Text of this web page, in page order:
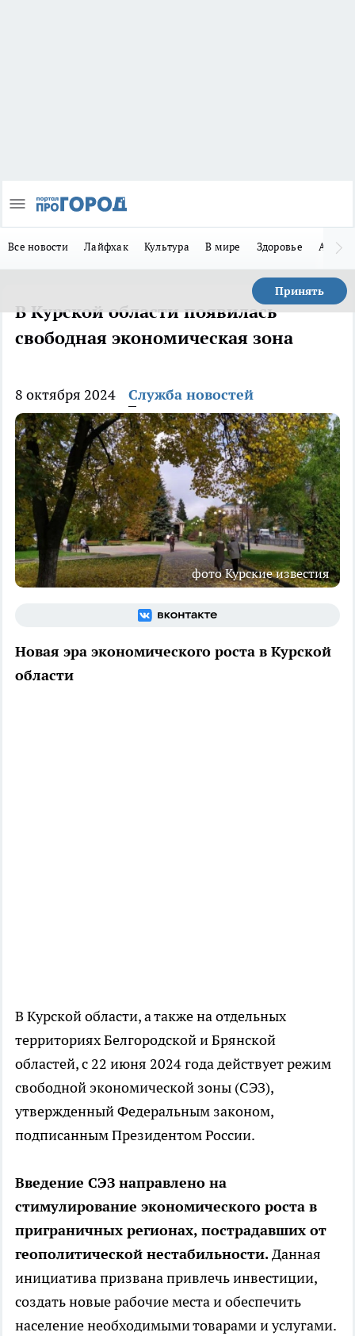
Все новости Лайфхак Культура В мире Здоровье Авто
Принять
В Курской области появилась
свободная экономическая зона
8 октября 2024 Служба новостей
фото Курские известия
Новая эра экономического роста в Курской
области
В Курской области, а также на отдельных
территориях Белгородской и Брянской
областей, с 22 июня 2024 года действует режим
свободной экономической зоны (СЭЗ),
утвержденный Федеральным законом,
подписанным Президентом России.
Введение СЭЗ направлено на
стимулирование экономического роста в
приграничных регионах, пострадавших от
геополитической нестабильности.Данная
инициатива призвана привлечь инвестиции,
создать новые рабочие места и обеспечить
население необходимыми товарами и услугами.